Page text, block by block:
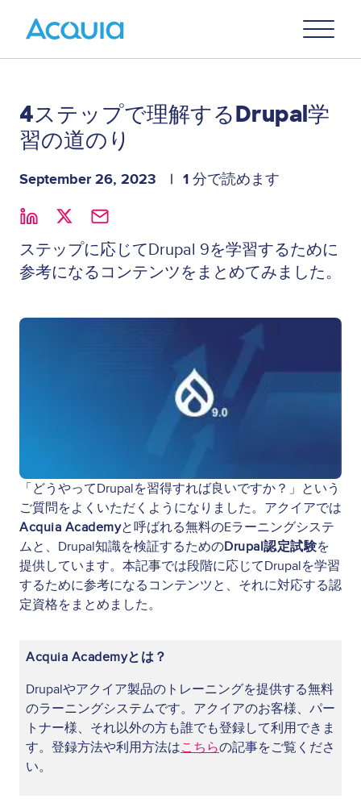
Menu
4ステップで理解するDrupal学
習の道のり
September 26, 2023 1 分で読めます
ステップに応じてDrupal 9を学習するために
参考になるコンテンツをまとめてみました。
「どうやってDrupalを習得すれば良いですか？」という
ご質問をよくいただくようになりました。アクイアでは
Acquia Academyと呼ばれる無料のEラーニングシステ
ムと、Drupal知識を検証するためのDrupal認定試験を
提供しています。本記事では段階に応じてDrupalを学習
するために参考になるコンテンツと、それに対応する認
定資格をまとめました。
Acquia Academyとは？
Drupalやアクイア製品のトレーニングを提供する無料
のラーニングシステムです。アクイアのお客様、パー
トナー様、それ以外の方も誰でも登録して利用できま
す。登録方法や利用方法はこちらの記事をご覧くださ
い。